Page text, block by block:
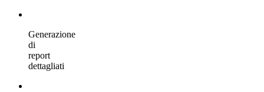
Generazione
di
report
dettagliati